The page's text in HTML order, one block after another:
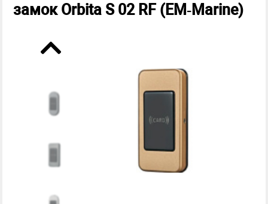
замок Orbita S 02 RF (EM‑Marine)